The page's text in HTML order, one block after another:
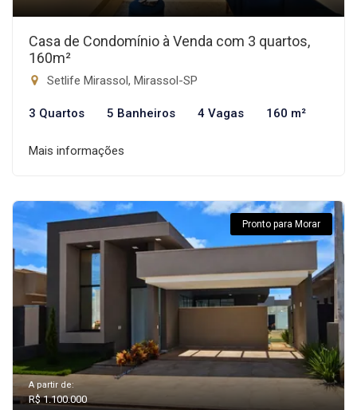
Casa de Condomínio à Venda com 3 quartos,
160m²
Setlife Mirassol, Mirassol-SP
3 Quartos 5 Banheiros 4 Vagas 160 m²
Mais informações
Pronto para Morar
A partir de:
R$ 1.100.000